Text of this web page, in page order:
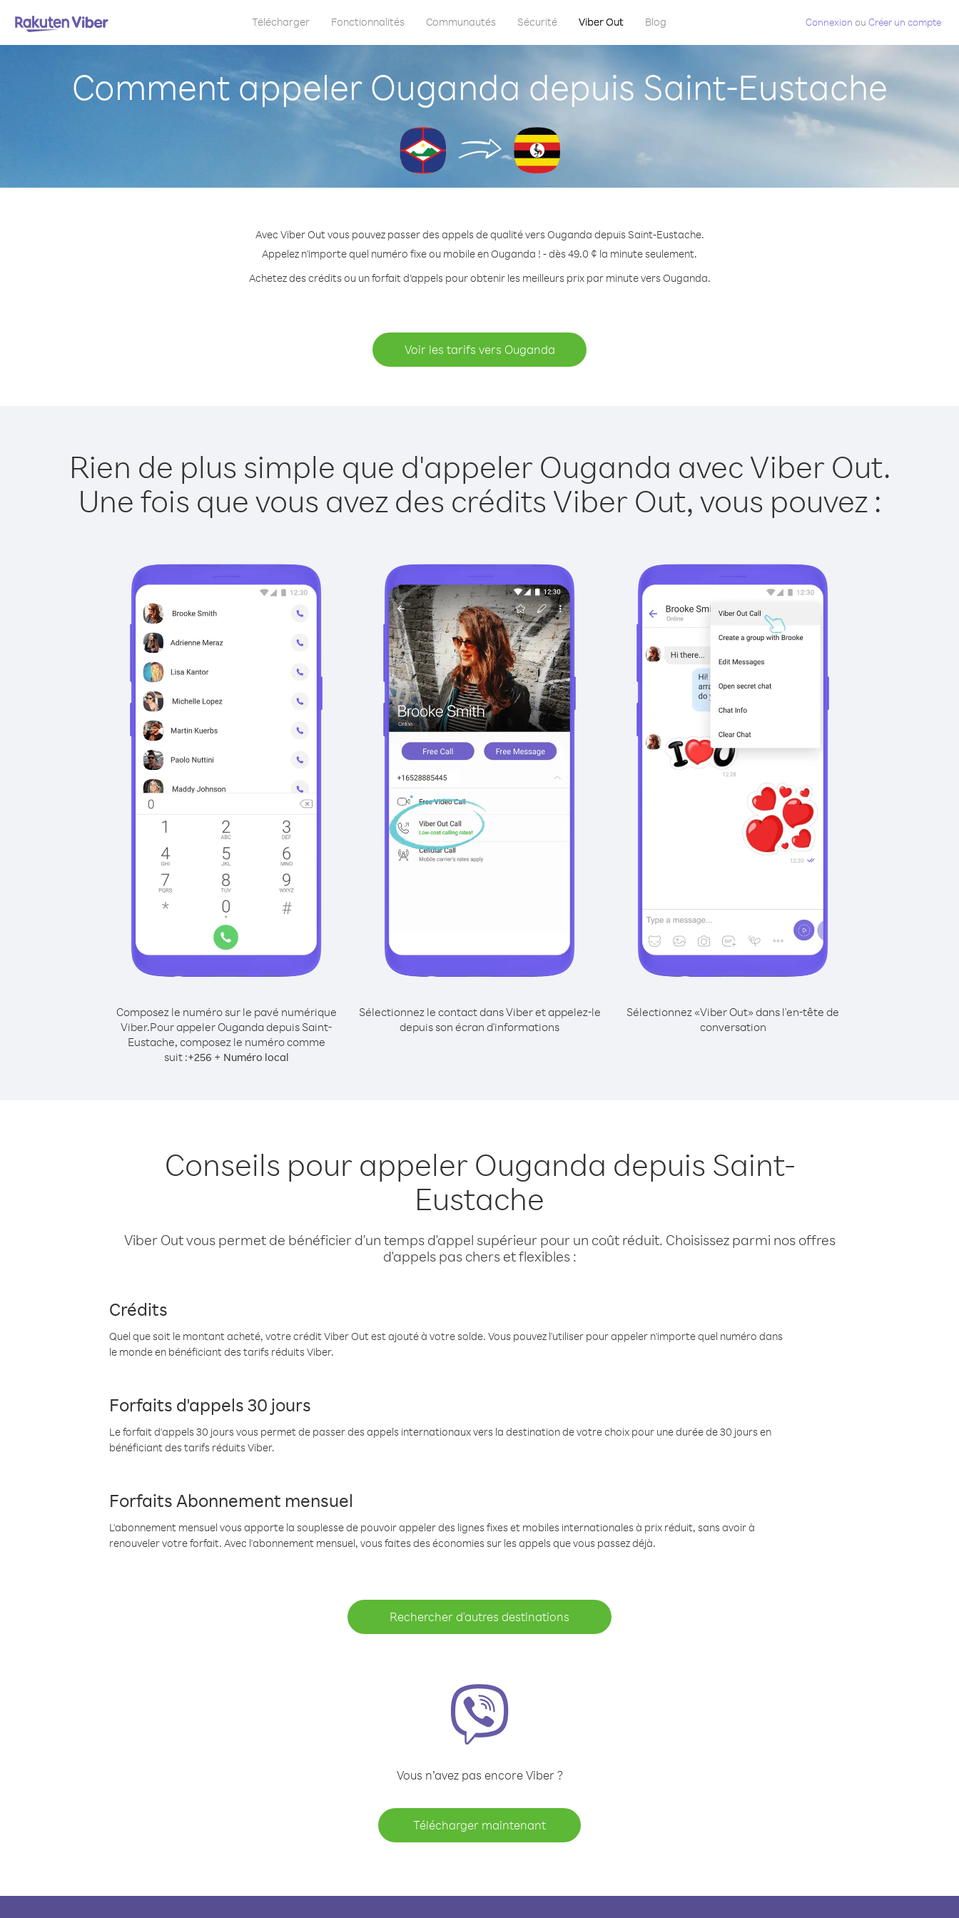
Télécharger Fonctionnalités Communautés Sécurité Viber Out Blog Connexion ou Créer un compte
Comment appeler Ouganda depuis Saint-Eustache
Avec Viber Out vous pouvez passer des appels de qualité vers Ouganda depuis Saint-Eustache.
Appelez n'importe quel numéro fixe ou mobile en Ouganda ! - dès 49.0 ¢ la minute seulement.
Achetez des crédits ou un forfait d’appels pour obtenir les meilleurs prix par minute vers Ouganda.
Voir les tarifs vers Ouganda
Rien de plus simple que d'appeler Ouganda avec Viber Out.
Une fois que vous avez des crédits Viber Out, vous pouvez :
Composez le numéro sur le pavé numérique
Viber.Pour appeler Ouganda depuis Saint-
Eustache, composez le numéro comme
suit :+256 + Numéro local
Sélectionnez le contact dans Viber et appelez-le
depuis son écran d'informations
Sélectionnez «Viber Out» dans l'en-tête de
conversation
Conseils pour appeler Ouganda depuis Saint-
Eustache
Viber Out vous permet de bénéficier d'un temps d'appel supérieur pour un coût réduit. Choisissez parmi nos offres
d'appels pas chers et flexibles :
Crédits
Quel que soit le montant acheté, votre crédit Viber Out est ajouté à votre solde. Vous pouvez l'utiliser pour appeler n'importe quel numéro dans
le monde en bénéficiant des tarifs réduits Viber.
Forfaits d'appels 30 jours
Le forfait d'appels 30 jours vous permet de passer des appels internationaux vers la destination de votre choix pour une durée de 30 jours en
bénéficiant des tarifs réduits Viber.
Forfaits Abonnement mensuel
L'abonnement mensuel vous apporte la souplesse de pouvoir appeler des lignes fixes et mobiles internationales à prix réduit, sans avoir à
renouveler votre forfait. Avec l'abonnement mensuel, vous faites des économies sur les appels que vous passez déjà.
Rechercher d'autres destinations
Vous n’avez pas encore Viber ?
Télécharger maintenant